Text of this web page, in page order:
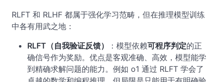
RLFT 和 RLHF 都属于强化学习范畴，但在推理模型训练
中各有用武之地：
RLFT（自我验证反馈）
：模型依赖可程序判定的正
确信号作为奖励。优点是客观准确、高效，模型能学
到精确求解问题的能力。例如 o1 通过 RLFT 学会了